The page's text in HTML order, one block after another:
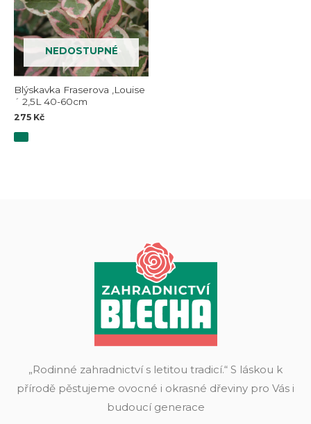
NEDOSTUPNÉ
Blýskavka Fraserova ,Louise
´ 2,5L 40-60cm
275 Kč
„Rodinné zahradnictví s letitou tradicí.“ S láskou k
přírodě pěstujeme ovocné i okrasné dřeviny pro Vás i
budoucí generace